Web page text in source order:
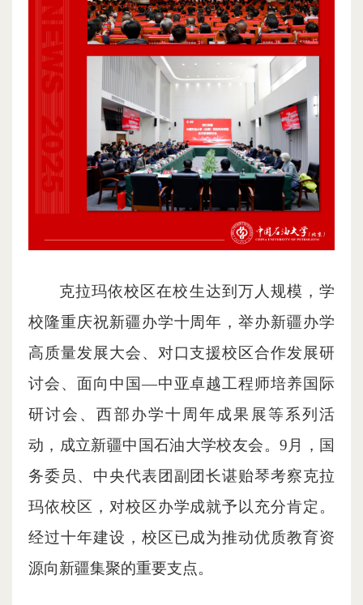
克拉玛依校区在校生达到万人规模，学
校隆重庆祝新疆办学十周年，举办新疆办学
高质量发展大会、对口支援校区合作发展研
讨会、面向中国—中亚卓越工程师培养国际
研讨会、西部办学十周年成果展等系列活
动，成立新疆中国石油大学校友会。9月，国
务委员、中央代表团副团长谌贻琴考察克拉
玛依校区，对校区办学成就予以充分肯定。
经过十年建设，校区已成为推动优质教育资
源向新疆集聚的重要支点。